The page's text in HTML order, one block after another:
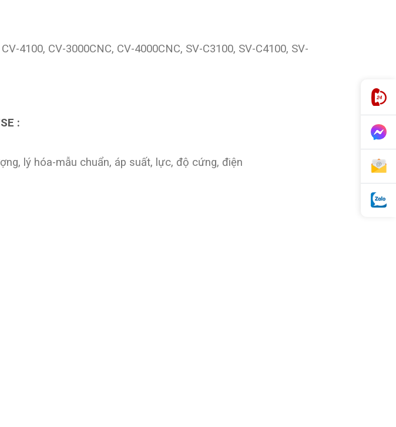
4100, CV-3000CNC, CV-4000CNC, SV-C3100, SV-C4100, SV-
:
lý hóa-mẫu chuẩn, áp suất, lực, độ cứng, điện